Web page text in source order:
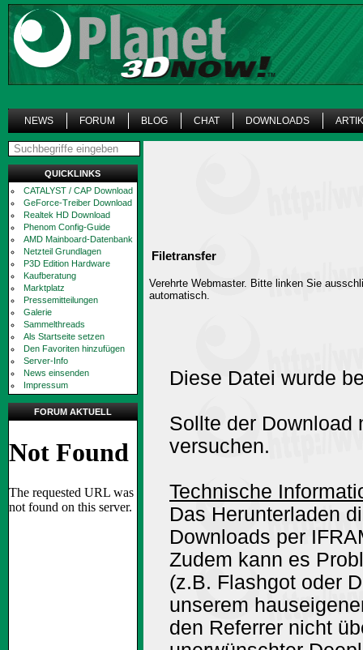
NEWS FORUM BLOG CHAT DOWNLOADS
QUICKLINKS
CATALYST / CAP Download
GeForce-Treiber Download
Realtek HD Download
Phenom Config-Guide
AMD Mainboard-Datenbank
Netzteil Grundlagen
P3D Edition Hardware
Kaufberatung
Marktplatz
Pressemitteilungen
Galerie
Sammelthreads
Als Startseite setzen
Den Favoriten hinzufügen
Server-Info
News einsenden
Impressum
FORUM AKTUELL
Filetransfer
Verehrte Webmaster. Bitte linken Sie
automatisch.
Diese Datei wurde
Sollte der
versuchen.
Technische
Das Herunterladen
Downloads per
Zudem kann es
(z.B. Flashgot oder
unserem
den Referrer nicht